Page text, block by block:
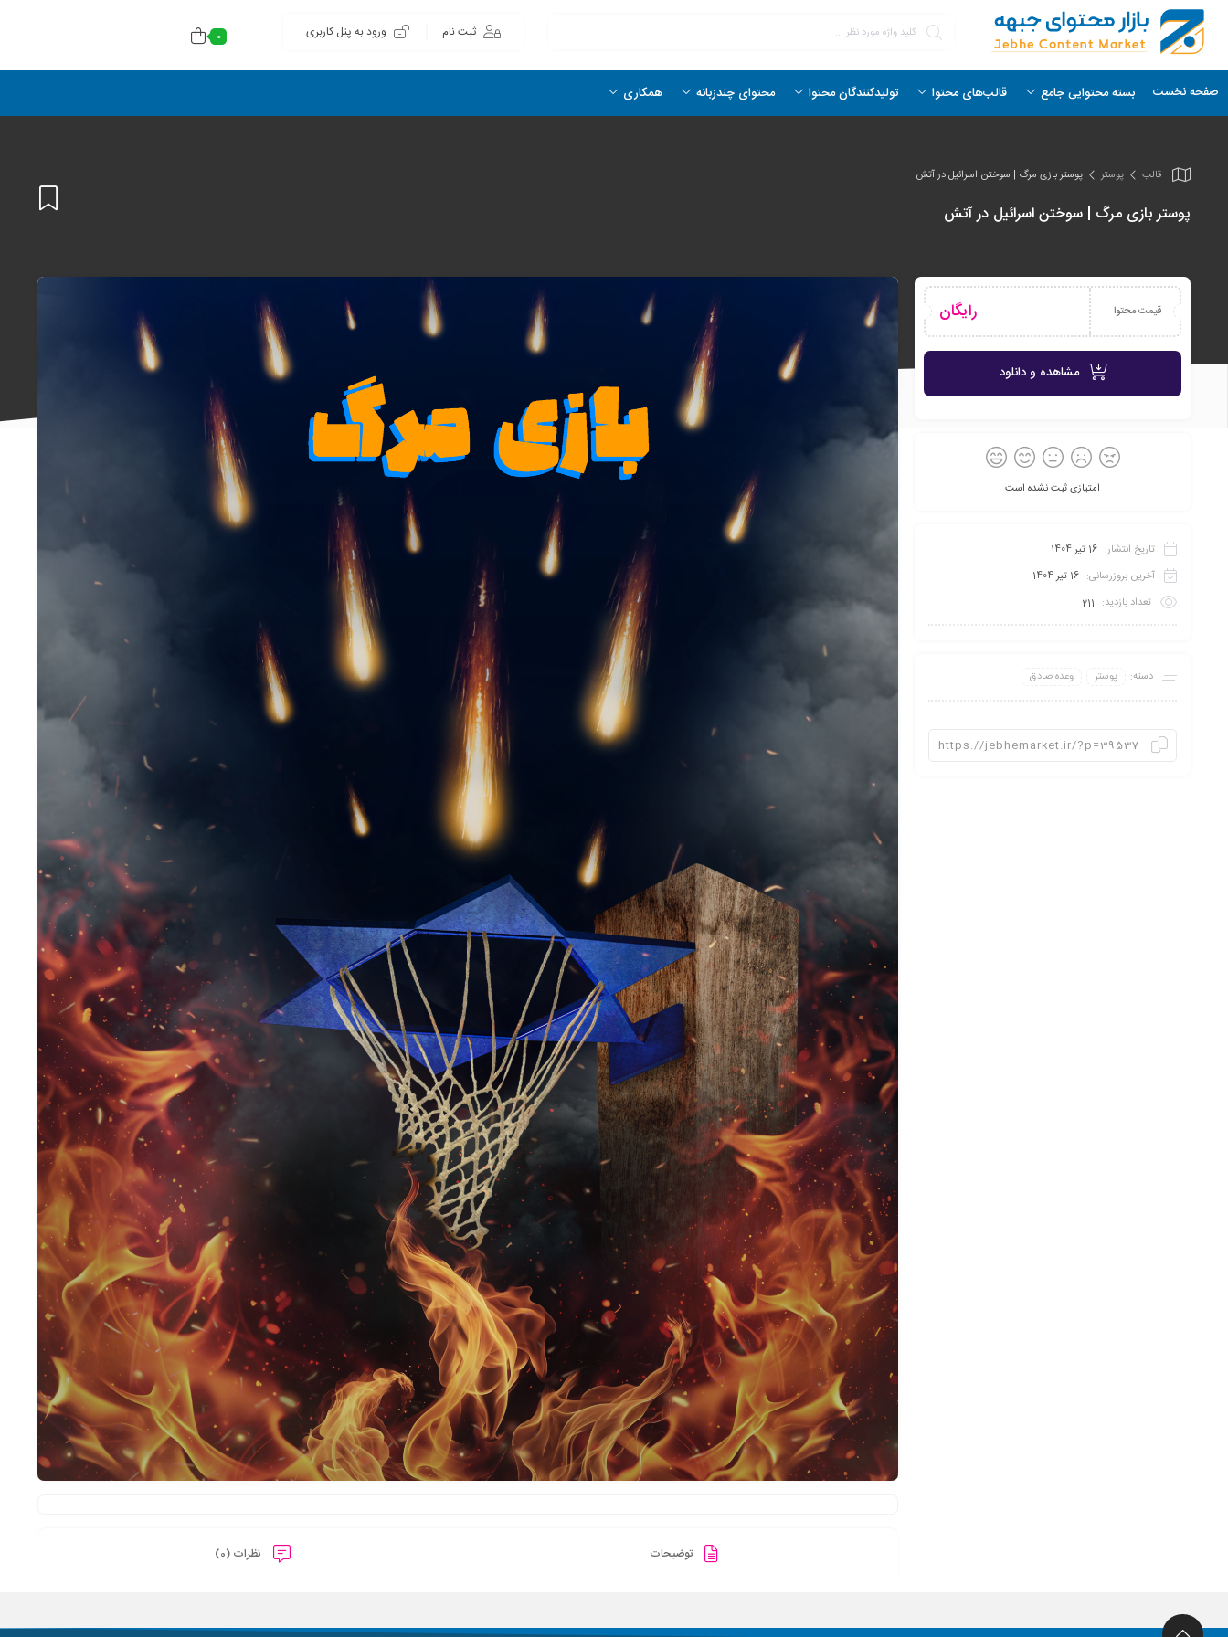
ثبت نام ورود به پنل کاربری 0
صفحه نخست بسته محتوایی جامع قالب‌های محتوا تولیدکنندگان محتوا محتوای چندزبانه همکاری
قالب پوستر پوستر بازی مرگ | سوختن اسرائیل در آتش
پوستر بازی مرگ | سوختن اسرائیل در آتش
ها
توضیحات نظرات (0)
قیمت محتوا رایگان
مشاهده و دانلود
امتیازی ثبت نشده است
تاریخ انتشار: 16 تیر 1404
آخرین بروزرسانی: 16 تیر 1404
تعداد بازدید: 211
دسته: پوستر وعده صادق